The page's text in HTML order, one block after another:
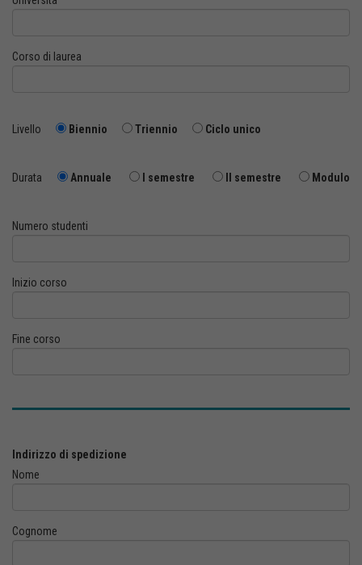
Corso di laurea
Livello Biennio Triennio Ciclo unico
Durata Annuale I semestre II semestre Modulo
Numero studenti
Inizio corso
Fine corso
Indirizzo di spedizione
Nome
Cognome